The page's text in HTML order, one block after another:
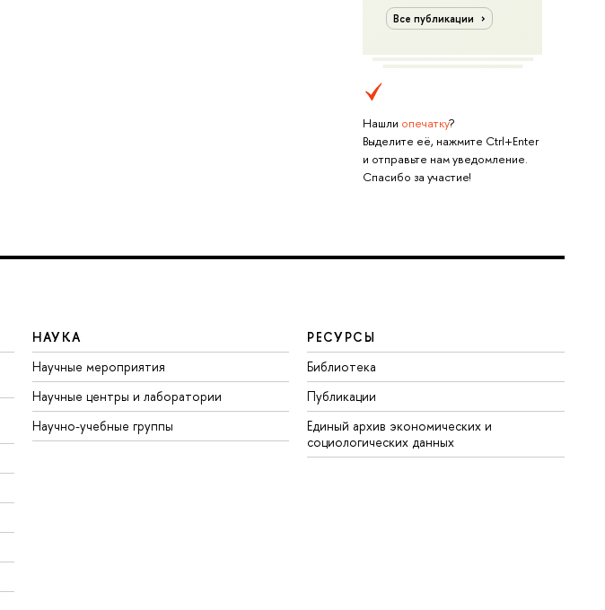
Все публикации
Нашли опечатку?
Выделите её, нажмите Ctrl+Enter
и отправьте нам уведомление.
Спасибо за участие!
НАУКА
Научные мероприятия
Научные центры и лаборатории
Научно-учебные группы
РЕСУРСЫ
Библиотека
Публикации
Единый архив экономических и
социологических данных